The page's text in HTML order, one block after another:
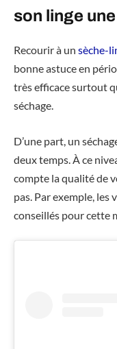
son linge
Recourir à un sèche-
bonne astuce en
très efficace surtout
séchage.
D’une part, un
deux temps. À ce
compte la qualité de
pas. Par exemple, les
conseillés pour cette